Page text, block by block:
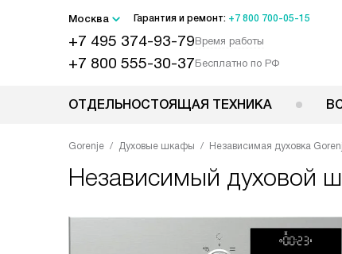
Москва Гарантия и ремонт: +7 800 700-05-15
+7 495 374-93-79Время работы
+7 800 555-30-37Бесплатно по РФ
ОТДЕЛЬНОСТОЯЩАЯ ТЕХНИКА
Gorenje Духовые шкафы Независимая духовка
Независимый духовой